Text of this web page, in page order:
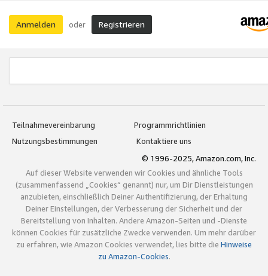
Anmelden oder Registrieren
Teilnahmevereinbarung
Programmrichtlinien
Nutzungsbestimmungen
Kontaktiere uns
© 1996-2025, Amazon.com, Inc.
Auf dieser Website verwenden wir Cookies und ähnliche Tools
(zusammenfassend „Cookies“ genannt) nur, um Dir Dienstleistungen
anzubieten, einschließlich Deiner Authentifizierung, der Erhaltung
Deiner Einstellungen, der Verbesserung der Sicherheit und der
Bereitstellung von Inhalten. Andere Amazon-Seiten und -Dienste
können Cookies für zusätzliche Zwecke verwenden. Um mehr darüber
zu erfahren, wie Amazon Cookies verwendet, lies bitte die Hinweise
zu Amazon-Cookies.